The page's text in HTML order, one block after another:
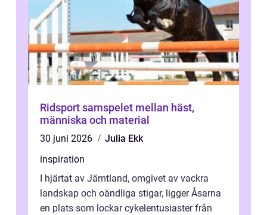
Ridsport samspelet mellan häst,
människa och material
30 juni 2026
Julia Ekk
inspiration
I hjärtat av Jämtland, omgivet av vackra
landskap och oändliga stigar, ligger Åsarna
en plats som lockar cykelentusiaster från